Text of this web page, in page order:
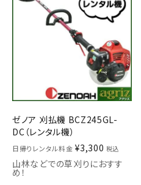
ゼノア 刈払機 BCZ245GL-
DC（レンタル機）
日帰りレンタル料金 ¥3,300 税込
山林などでの草刈りにおすす
め！